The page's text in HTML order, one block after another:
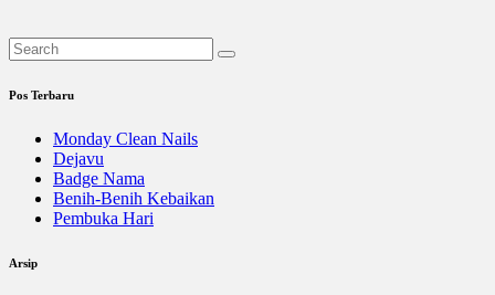
Pos Terbaru
Monday Clean Nails
Dejavu
Badge Nama
Benih-Benih Kebaikan
Pembuka Hari
Arsip